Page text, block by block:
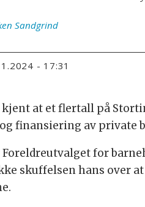
Sandgrind
- 17:31
at et flertall på
finansiering av private
for
skuffelsen hans over